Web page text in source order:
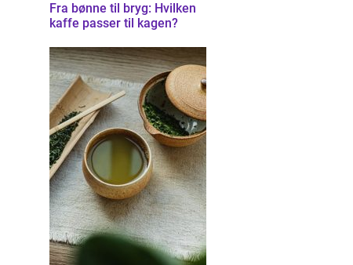
Fra bønne til bryg: Hvilken
kaffe passer til kagen?